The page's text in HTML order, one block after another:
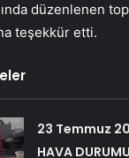
düzenlenen
teşekkür etti.
23 Temmuz
HAVA